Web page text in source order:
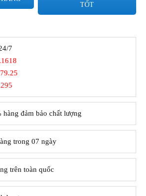
TỐT
7
hàng đảm bảo chất lượng
trong 07 ngày
trên toàn quốc